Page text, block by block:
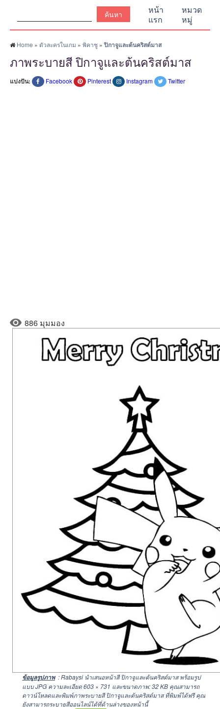
หน้า
แรก
หมวด
หมู่
Home » ตัวละครในเกม » พิคาชู »ปิกาจูและต้นคริสต์มาส
ภาพระบายสี ปิกาจูและต้นคริสต์มาส
แบ่งปัน: Facebook Pinterest Instagram Twitter
886 มุมมอง
ข้อมูลรูปภาพ : Rabaysi นำเสนอหน้าสี ปิกาจูและต้นคริสต์มาส พร้อมรูป
แบบ JPG ความละเอียด603 × 731 และขนาดภาพ: 32 KB คุณสามารถ
ดาวน์โหลดและพิมพ์ภาพระบายสี ปิกาจูและต้นคริสต์มาส ที่พิมพ์ได้ฟรี คุณ
ยังสามารถระบายสีออนไลน์ได้ที่ด้านล่างของหน้านี้